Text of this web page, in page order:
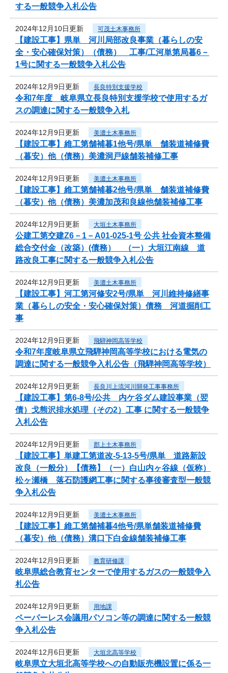
する一般競争入札公告
2024年12月10日更新 可茂土木事務所
【建設工事】県単 河川局部改良事業（暮らしの安
全・安心確保対策）（債務） 工事/工河単第局暮6－
1号に関する一般競争入札公告
2024年12月9日更新 長良特別支援学校
令和7年度 岐阜県立長良特別支援学校で使用するガ
スの調達に関する一般競争入札
2024年12月9日更新 美濃土木事務所
【建設工事】維工第舗補暮1他号/県単 舗装道補修費
（暮安）他（債務）美濃洞戸線舗装補修工事
2024年12月9日更新 美濃土木事務所
【建設工事】維工第舗補暮2他号/県単 舗装道補修費
（暮安）他（債務）美濃加茂和良線他舗装補修工事
2024年12月9日更新 大垣土木事務所
公建工第交建Z6－1－A01-025-1号 公共 社会資本整備
総合交付金（改築）(債務） （一）大垣江南線 道
路改良工事に関する一般競争入札公告
2024年12月9日更新 美濃土木事務所
【建設工事】河工第河修安2号/県単 河川維持修繕事
業（暮らしの安全・安心確保対策）債務 河道掘削工
事
2024年12月9日更新 飛騨神岡高等学校
令和7年度岐阜県立飛騨神岡高等学校における電気の
調達に関する一般競争入札公告（飛騨神岡高等学校）
2024年12月9日更新 長良川上流河川開発工事事務所
【建設工事】第6-8号/公共 内ケ谷ダム建設事業（翌
債）戈熊沢排水処理（その2）工事 に関する一般競争
入札公告
2024年12月9日更新 郡上土木事務所
【建設工事】単建工第道改-5-13-5号/県単 道路新設
改良（一般分）【債務】（一）白山内ヶ谷線（仮称）
松ヶ瀬橋 落石防護網工事に関する事後審査型一般競
争入札公告
2024年12月9日更新 美濃土木事務所
【建設工事】維工第舗補暮4他号/県単舗装道補修費
（暮安）他（債務）溝口下白金線舗装補修工事
2024年12月9日更新 教育研修課
岐阜県総合教育センターで使用するガスの一般競争入
札公告
2024年12月9日更新 用地課
ペーパーレス会議用パソコン等の調達に関する一般競
争入札公告
2024年12月6日更新 大垣北高等学校
岐阜県立大垣北高等学校への自動販売機設置に係る一